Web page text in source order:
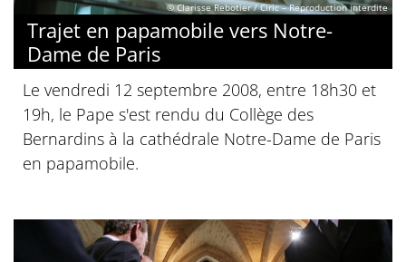
© Clarisse Rebotier / Ciric – Reproduction interdite
Trajet en papamobile vers Notre-
Dame de Paris
Le vendredi 12 septembre 2008, entre 18h30 et
19h, le Pape s'est rendu du Collège des
Bernardins à la cathédrale Notre-Dame de Paris
en papamobile.